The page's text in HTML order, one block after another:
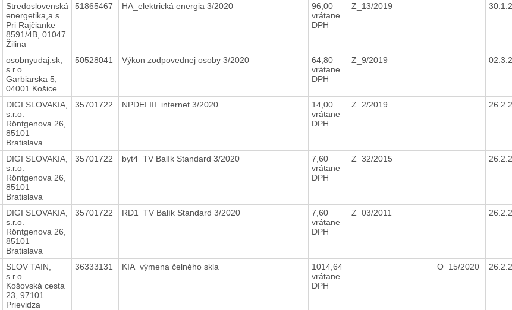
Stredoslovenská
energetika,a.s
Pri Rajčianke
8591/4B, 01047
Žilina
51865467 HA_elektrická energia 3/2020
96,00
vrátane
DPH
Z_13/2019
osobnyudaj.sk,
s.r.o.
Garbiarska 5,
04001 Košice
50528041 Výkon zodpovednej osoby 3/2020
64,80
vrátane
DPH
Z_9/2019
DIGI SLOVAKIA,
s.r.o.
Röntgenova 26,
85101
Bratislava
35701722 NPDEI III_internet 3/2020
14,00
vrátane
DPH
Z_2/2019
DIGI SLOVAKIA,
s.r.o.
Röntgenova 26,
85101
Bratislava
35701722 byt4_TV Balík Standard 3/2020
7,60
vrátane
DPH
Z_32/2015
DIGI SLOVAKIA,
s.r.o.
Röntgenova 26,
85101
Bratislava
35701722 RD1_TV Balík Standard 3/2020
7,60
vrátane
DPH
Z_03/2011
SLOV TAIN,
s.r.o.
Košovská cesta
23, 97101
Prievidza
36333131 KIA_výmena čelného skla
1014,64
vrátane
DPH
O_15/2020